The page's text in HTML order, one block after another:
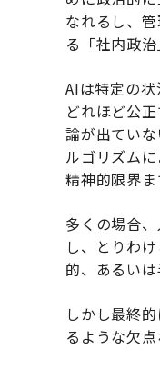
なれるし、
る「社内政
AIは特定の
どれほど公
論が出てい
ルゴリズム
精神的限界
多くの場合
し、とりわ
的、あるい
しかし最終
るような欠